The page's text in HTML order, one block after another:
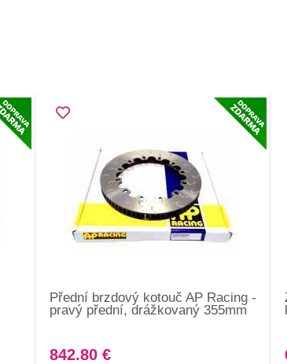
Přední brzdový kotouč AP Racing -
pravý přední, drážkovaný 355mm
842.80 €